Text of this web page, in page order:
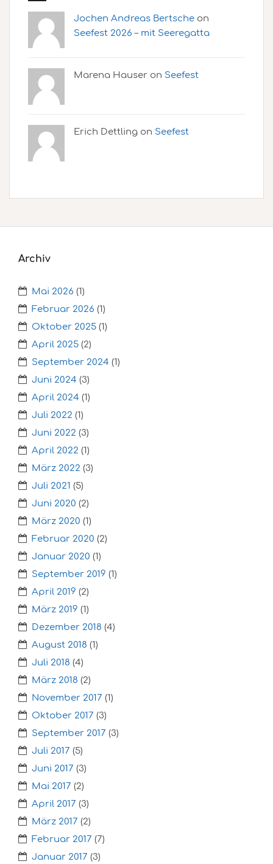
Jochen Andreas Bertsche on
Seefest 2026 – mit Seeregatta
Marena Hauser on Seefest
Erich Dettling on Seefest
Archiv
Mai 2026 (1)
Februar 2026 (1)
Oktober 2025 (1)
April 2025 (2)
September 2024 (1)
Juni 2024 (3)
April 2024 (1)
Juli 2022 (1)
Juni 2022 (3)
April 2022 (1)
März 2022 (3)
Juli 2021 (5)
Juni 2020 (2)
März 2020 (1)
Februar 2020 (2)
Januar 2020 (1)
September 2019 (1)
April 2019 (2)
März 2019 (1)
Dezember 2018 (4)
August 2018 (1)
Juli 2018 (4)
März 2018 (2)
November 2017 (1)
Oktober 2017 (3)
September 2017 (3)
Juli 2017 (5)
Juni 2017 (3)
Mai 2017 (2)
April 2017 (3)
März 2017 (2)
Februar 2017 (7)
Januar 2017 (3)